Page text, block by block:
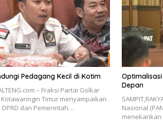
Pedagang Kecil di Kotim
– Fraksi Partai Golkar
Kotawaringin Timur menyampaikan
dan Pemerintah…
Optimalisasi
Depan
Nasional